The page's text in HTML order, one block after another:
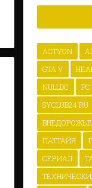
ACTYON
GTA V
NULLDC
PC
SYCLUB24.RU
ВНЕДОРОЖЬЕ
ПАТТАЙЯ
СЕРИАЛ